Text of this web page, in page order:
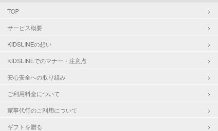
TOP
サービス概要
KIDSLINEの想い
KIDSLINEでのマナー・注意点
安心安全への取り組み
ご利用料金について
家事代行のご利用について
ギフトを贈る